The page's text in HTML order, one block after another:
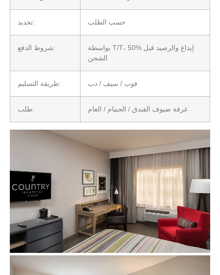
تحديد: حسب الطلب
شروط الدفع:
بواسطة T/T، 50% إيداع والرصيد قبل
الشحن
طريقة التسليم: فوب / سيف / دب
طلب: غرفة ضيوف الفندق / الحمام / العام